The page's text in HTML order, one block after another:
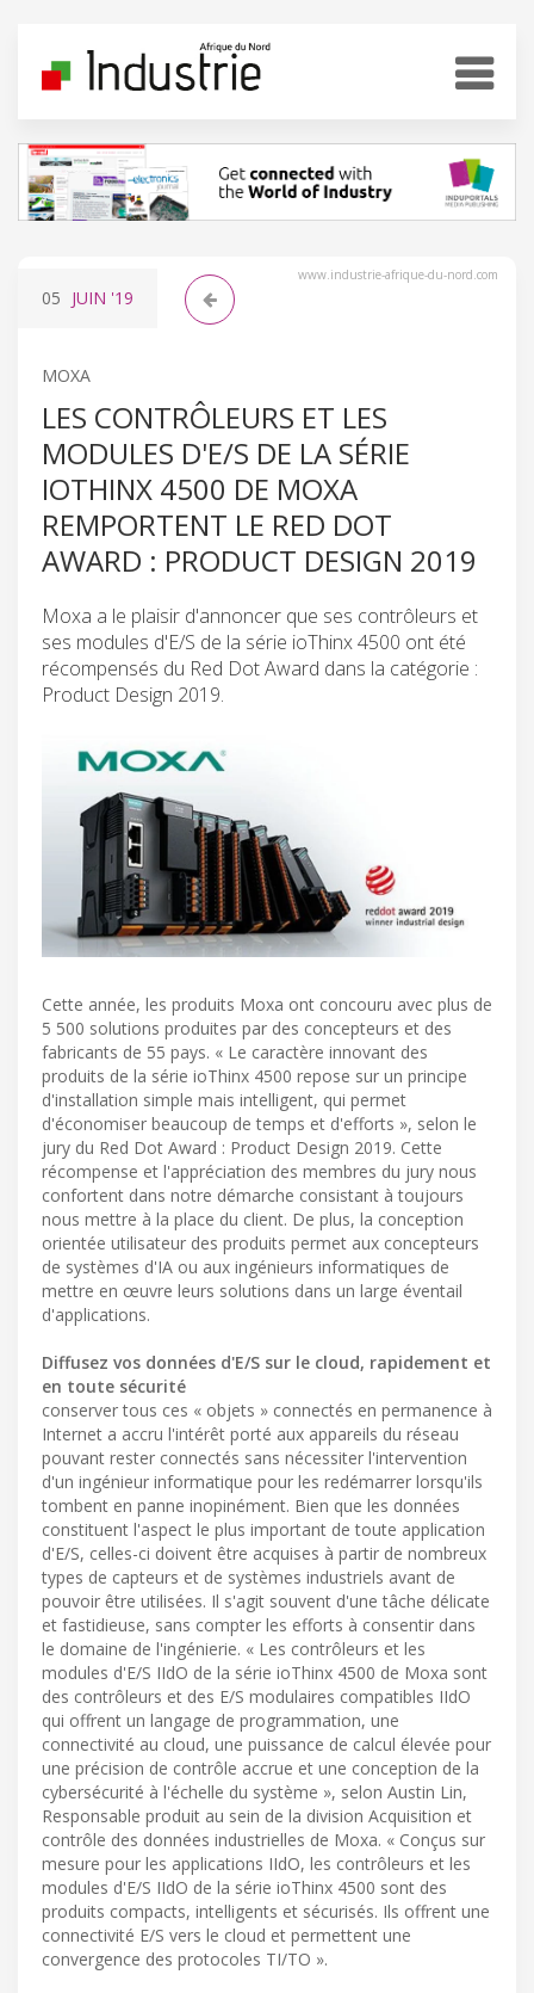
www.industrie-afrique-du-nord.com
05 JUIN '19
MOXA
LES CONTRÔLEURS ET LES
MODULES D'E/S DE LA SÉRIE
IOTHINX 4500 DE MOXA
REMPORTENT LE RED DOT
AWARD : PRODUCT DESIGN 2019
Moxa a le plaisir d'annoncer que ses contrôleurs et
ses modules d'E/S de la série ioThinx 4500 ont été
récompensés du Red Dot Award dans la catégorie :
Product Design 2019.
Cette année, les produits Moxa ont concouru avec plus de
5 500 solutions produites par des concepteurs et des
fabricants de 55 pays. « Le caractère innovant des
produits de la série ioThinx 4500 repose sur un principe
d'installation simple mais intelligent, qui permet
d'économiser beaucoup de temps et d'efforts », selon le
jury du Red Dot Award : Product Design 2019. Cette
récompense et l'appréciation des membres du jury nous
confortent dans notre démarche consistant à toujours
nous mettre à la place du client. De plus, la conception
orientée utilisateur des produits permet aux concepteurs
de systèmes d'IA ou aux ingénieurs informatiques de
mettre en œuvre leurs solutions dans un large éventail
d'applications.
Diffusez vos données d'E/S sur le cloud, rapidement et
en toute sécurité
conserver tous ces « objets » connectés en permanence à
Internet a accru l'intérêt porté aux appareils du réseau
pouvant rester connectés sans nécessiter l'intervention
d'un ingénieur informatique pour les redémarrer lorsqu'ils
tombent en panne inopinément. Bien que les données
constituent l'aspect le plus important de toute application
d'E/S, celles-ci doivent être acquises à partir de nombreux
types de capteurs et de systèmes industriels avant de
pouvoir être utilisées. Il s'agit souvent d'une tâche délicate
et fastidieuse, sans compter les efforts à consentir dans
le domaine de l'ingénierie. « Les contrôleurs et les
modules d'E/S IIdO de la série ioThinx 4500 de Moxa sont
des contrôleurs et des E/S modulaires compatibles IIdO
qui offrent un langage de programmation, une
connectivité au cloud, une puissance de calcul élevée pour
une précision de contrôle accrue et une conception de la
cybersécurité à l'échelle du système », selon Austin Lin,
Responsable produit au sein de la division Acquisition et
contrôle des données industrielles de Moxa. « Conçus sur
mesure pour les applications IIdO, les contrôleurs et les
modules d'E/S IIdO de la série ioThinx 4500 sont des
produits compacts, intelligents et sécurisés. Ils offrent une
connectivité E/S vers le cloud et permettent une
convergence des protocoles TI/TO ».